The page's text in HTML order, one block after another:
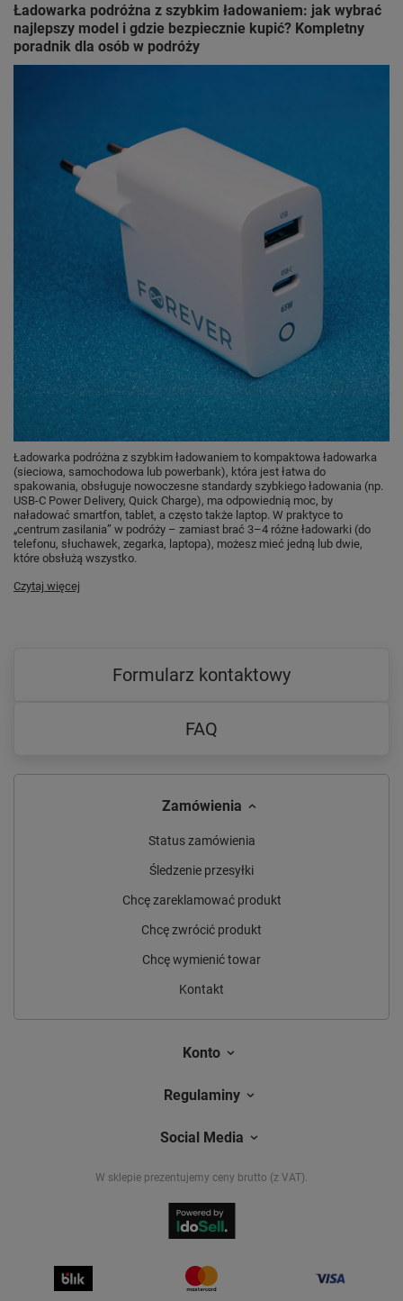
Ładowarka podróżna z szybkim ładowaniem: jak wybrać
najlepszy model i gdzie bezpiecznie kupić? Kompletny
poradnik dla osób w podróży
Ładowarka podróżna z szybkim ładowaniem to kompaktowa ładowarka
(sieciowa, samochodowa lub powerbank), która jest łatwa do
spakowania, obsługuje nowoczesne standardy szybkiego ładowania (np.
USB-C Power Delivery, Quick Charge), ma odpowiednią moc, by
naładować smartfon, tablet, a często także laptop. W praktyce to
„centrum zasilania” w podróży – zamiast brać 3–4 różne ładowarki (do
telefonu, słuchawek, zegarka, laptopa), możesz mieć jedną lub dwie,
które obsłużą wszystko.
Czytaj więcej
Formularz kontaktowy
FAQ
Zamówienia
Status zamówienia
Śledzenie przesyłki
Chcę zareklamować produkt
Chcę zwrócić produkt
Chcę wymienić towar
Kontakt
Konto
Regulaminy
Social Media
W sklepie prezentujemy ceny brutto (z VAT).